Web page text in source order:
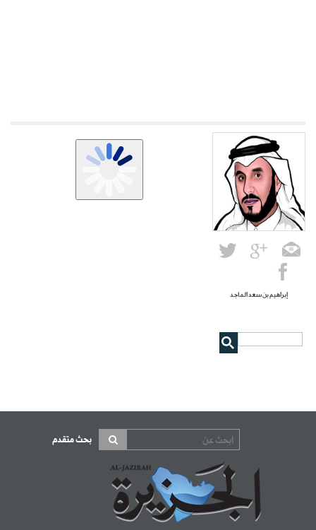
إبراهيم بن سعد الماجد
بحث متقدم